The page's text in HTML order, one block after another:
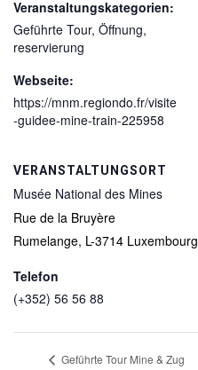
Veranstaltungskategorien:
Geführte Tour, Öffnung,
reservierung
Webseite:
https://mnm.regiondo.fr/visite
-guidee-mine-train-225958
VERANSTALTUNGSORT
Musée National des Mines
Rue de la Bruyère
Rumelange, L-3714 Luxembourg
Telefon
(+352) 56 56 88
Geführte Tour Mine & Zug